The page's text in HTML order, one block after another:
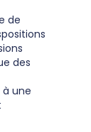
de
des
une